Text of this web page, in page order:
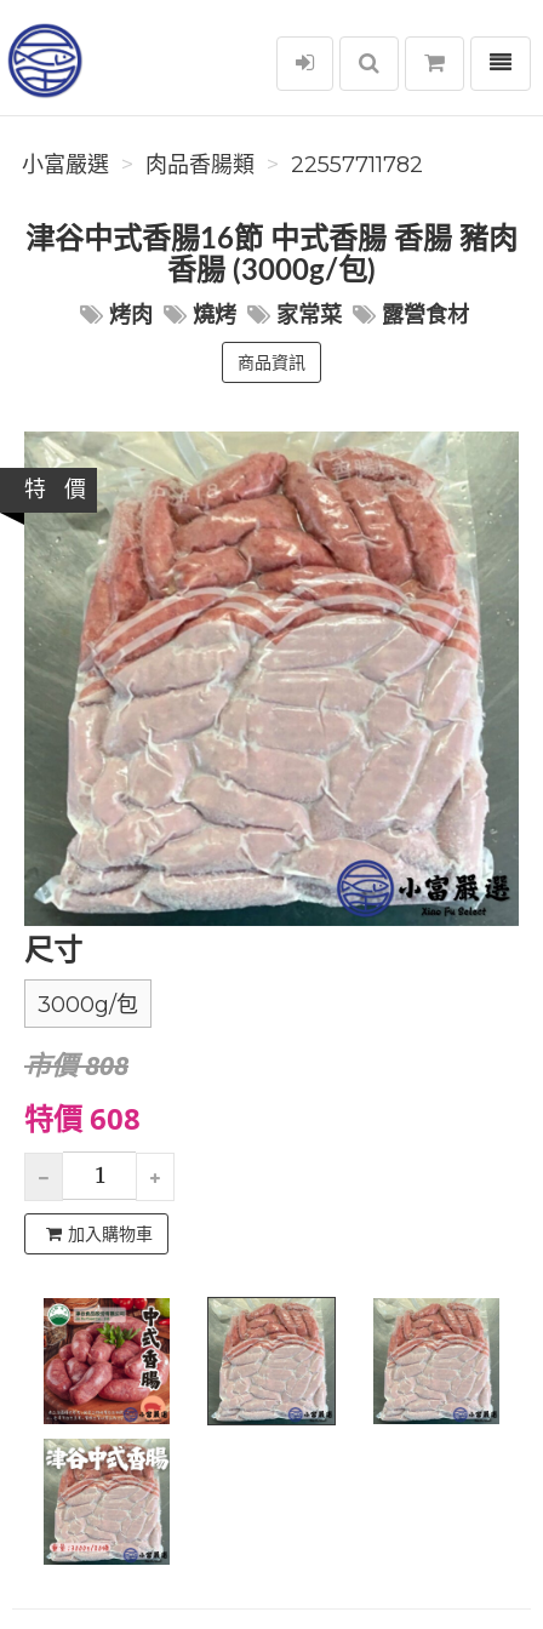
小富嚴選
選單
小富嚴選 肉品香腸類 22557711782
津谷中式香腸16節 中式香腸 香腸 豬肉
香腸 (3000g/包)
烤肉 燒烤 家常菜 露營食材
商品資訊
特 價
尺寸
3000g/包
市價 808
特價 608
加入購物車